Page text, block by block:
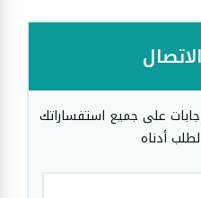
على جميع استفساراتك
أدناه